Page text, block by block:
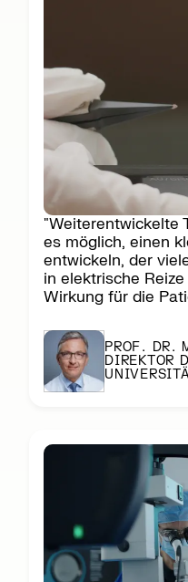
"Weiterentwickelte
es möglich, einen
entwickeln, der
in elektrische
Wirkung für die
PROF. DR.
DIREKTOR